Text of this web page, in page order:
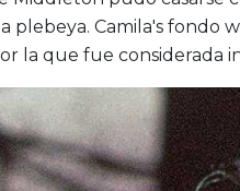
plebeya. Camila's fondo
la que fue considerada